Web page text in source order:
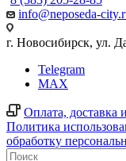
info@neposeda-
г. Новосибирск, ул.
Telegram
MAX
Оплата, доставка
Политика
обработку